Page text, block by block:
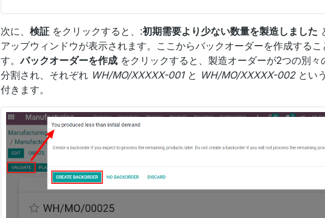
次に、 検証 をクリックすると、:初期需要より少ない数量を製造しました
アップウィンドウが表示されます。ここからバックオーダーを作成するこ
す。バックオーダーを作成 をクリックすると、製造オーダーが2つの別々
分割され、それぞれ WH/MO/XXXXX-001と WH/MO/XXXXX-002とい
付きます。